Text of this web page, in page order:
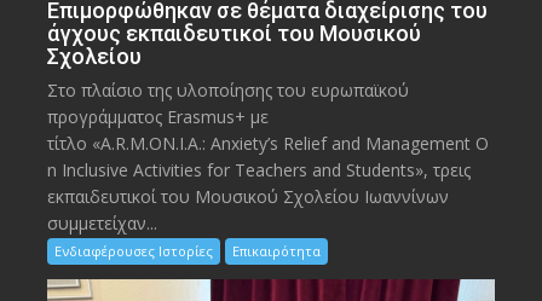
Eπιμορφώθηκαν σε θέματα διαχείρισης του
άγχους εκπαιδευτικοί του Μουσικού
Σχολείου
Στο πλαίσιο της υλοποίησης του ευρωπαϊκού
προγράμματος Erasmus+ με
τίτλο «A.R.M.ON.I.A.: Anxiety’s Relief and Management O
n Inclusive Activities for Teachers and Students», τρεις
εκπαιδευτικοί του Μουσικού Σχολείου Ιωαννίνων
συμμετείχαν...
Ενδιαφέρουσες Ιστορίες Επικαιρότητα